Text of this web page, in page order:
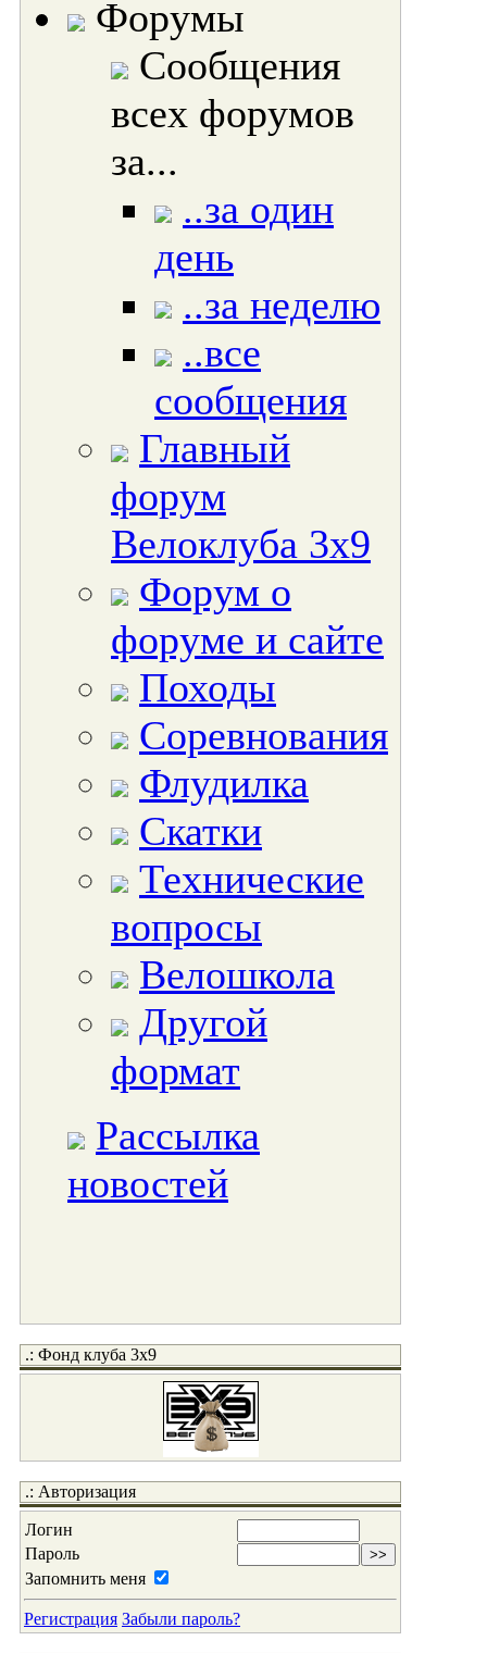
Форумы
Сообщения
всех форумов
за...
..за один
день
..за неделю
..все
сообщения
Главный
форум
Велоклуба 3х9
Форум о
форуме и сайте
Походы
Соревнования
Флудилка
Скатки
Технические
вопросы
Велошкола
Другой
формат
Рассылка
новостей
.: Фонд клуба 3x9
.: Авторизация
Логин
Пароль
Запомнить меня
Регистрация Забыли пароль?